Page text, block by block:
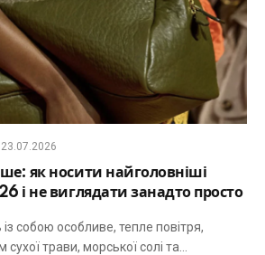
23.07.2026
як носити найголовніші
і не виглядати занадто просто
собою особливе, тепле повітря,
трави, морської солі та…